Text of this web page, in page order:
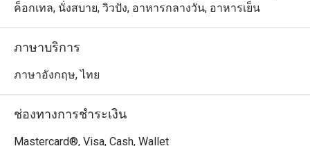
ค็อกเทล, นั่งสบาย, วิวปัง, อาหารกลางวัน, อาหารเย็น
ภาษาบริการ
ภาษาอังกฤษ, ไทย
ช่องทางการชำระเงิน
Mastercard®, Visa, Cash, Wallet